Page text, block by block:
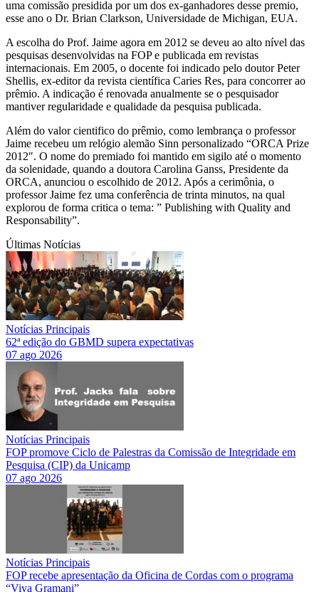
uma comissão presidida por um dos ex-ganhadores desse premio,
esse ano o Dr. Brian Clarkson, Universidade de Michigan, EUA.
A escolha do Prof. Jaime agora em 2012 se deveu ao alto nível das
pesquisas desenvolvidas na FOP e publicada em revistas
internacionais. Em 2005, o docente foi indicado pelo doutor Peter
Shellis, ex-editor da revista científica Caries Res, para concorrer ao
prêmio. A indicação é renovada anualmente se o pesquisador
mantiver regularidade e qualidade da pesquisa publicada.
Além do valor cientifico do prêmio, como lembrança o professor
Jaime recebeu um relógio alemão Sinn personalizado “ORCA Prize
2012″. O nome do premiado foi mantido em sigilo até o momento
da solenidade, quando a doutora Carolina Ganss, Presidente da
ORCA, anunciou o escolhido de 2012. Após a cerimônia, o
professor Jaime fez uma conferência de trinta minutos, na qual
explorou de forma critica o tema: ” Publishing with Quality and
Responsability”.
Últimas Notícias
Notícias Principais
62ª edição do GBMD supera expectativas
07 ago 2026
Notícias Principais
FOP promove Ciclo de Palestras da Comissão de Integridade em
Pesquisa (CIP) da Unicamp
07 ago 2026
Notícias Principais
FOP recebe apresentação da Oficina de Cordas com o programa
“Viva Gramani”